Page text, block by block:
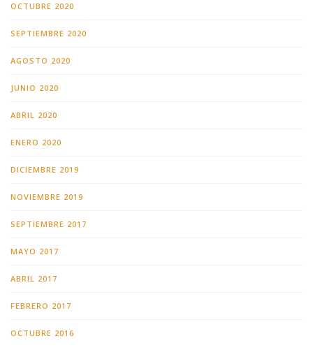
OCTUBRE 2020
SEPTIEMBRE 2020
AGOSTO 2020
JUNIO 2020
ABRIL 2020
ENERO 2020
DICIEMBRE 2019
NOVIEMBRE 2019
SEPTIEMBRE 2017
MAYO 2017
ABRIL 2017
FEBRERO 2017
OCTUBRE 2016